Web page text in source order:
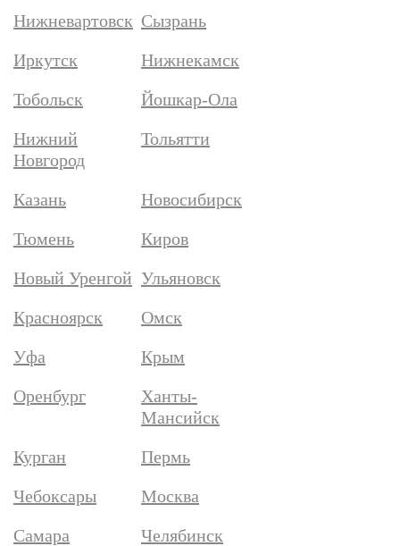
Нижневартовск Сызрань
Иркутск
Нижнекамск
Тобольск
Йошкар-Ола
Нижний
Новгород
Тольятти
Казань
Новосибирск
Тюмень
Киров
Новый Уренгой Ульяновск
Красноярск
Омск
Уфа
Крым
Оренбург
Ханты-
Мансийск
Курган
Пермь
Чебоксары
Москва
Самара
Челябинск